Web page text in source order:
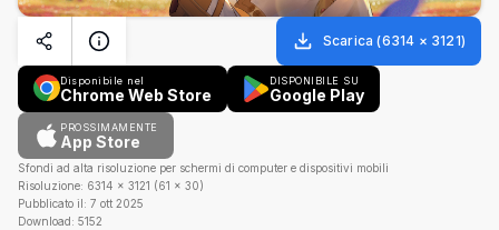
Scarica (6314 × 3121)
Disponibile nel
Chrome Web Store
DISPONIBILE SU
Google Play
PROSSIMAMENTE
App Store
Sfondi ad alta risoluzione per schermi di computer e dispositivi mobili
Risoluzione: 6314 × 3121 (61 × 30)
Pubblicato il: 7 ott 2025
Download: 5152